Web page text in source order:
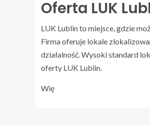
Oferta LUK
LUK Lublin to miejsce, gdzie
Firma oferuje lokale
działalność. Wysoki standard
oferty LUK Lublin.
Wię